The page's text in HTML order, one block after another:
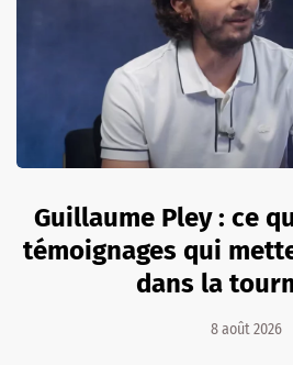
Guillaume Pley : ce
témoignages qui
dans la
8 août 2026